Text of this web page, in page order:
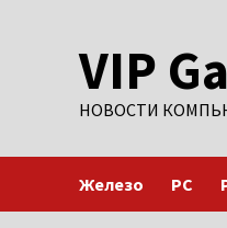
содержимомуVIP
НОВОСТИ
Железо PC